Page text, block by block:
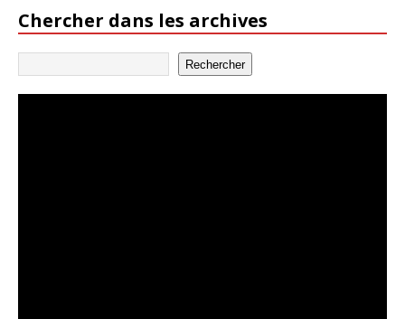
Chercher dans les archives
Rechercher